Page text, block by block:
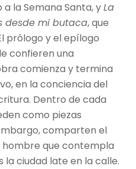
a la Semana Santa, yLa
desde mi butaca, que
prólogo y el epílogo
confieren una
comienza y termina
en la conciencia del
Dentro de cada
como piezas
comparten el
hombre que contempla
ciudad late en la calle.